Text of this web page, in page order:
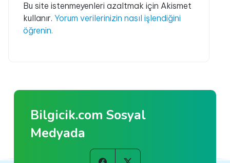
Bu site istenmeyenleri azaltmak için Akismet
kullanır. Yorum verilerinizin nasıl işlendiğini
öğrenin.
Bilgicik.com Sosyal
Medyada